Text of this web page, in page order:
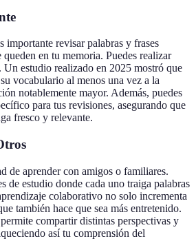
importante revisar palabras y frases
queden en tu memoria. Puedes realizar
Un estudio realizado en 2025 mostró que
vocabulario al menos una vez a la
notablemente mayor. Además, puedes
para tus revisiones, asegurando que
fresco y relevante.
de aprender con amigos o familiares.
de estudio donde cada uno traiga palabras
colaborativo no solo incrementa
también hace que sea más entretenido.
compartir distintas perspectivas y
así tu comprensión del